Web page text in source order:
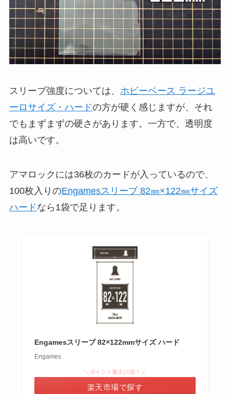
スリーブ強度については、 ホビーベース ラージユ
ーロサイズ・ハードの方が硬く感じますが、それ
でもまずまずの硬さがあります。一方で、透明度
は高いです。
アマロックには36枚のカードが入っているので、
100枚入りのEngamesスリーブ 82㎜×122㎜サイズ
ハードなら1袋で足ります。
Engamesスリーブ 82×122mmサイズ ハード
Engames
＼ポイント最大11倍！／
楽天市場で探す